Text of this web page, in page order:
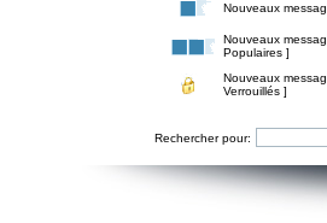
Nouveaux
Nouveaux
Populaires ]
Nouveaux
Verrouillés ]
Rechercher pour: